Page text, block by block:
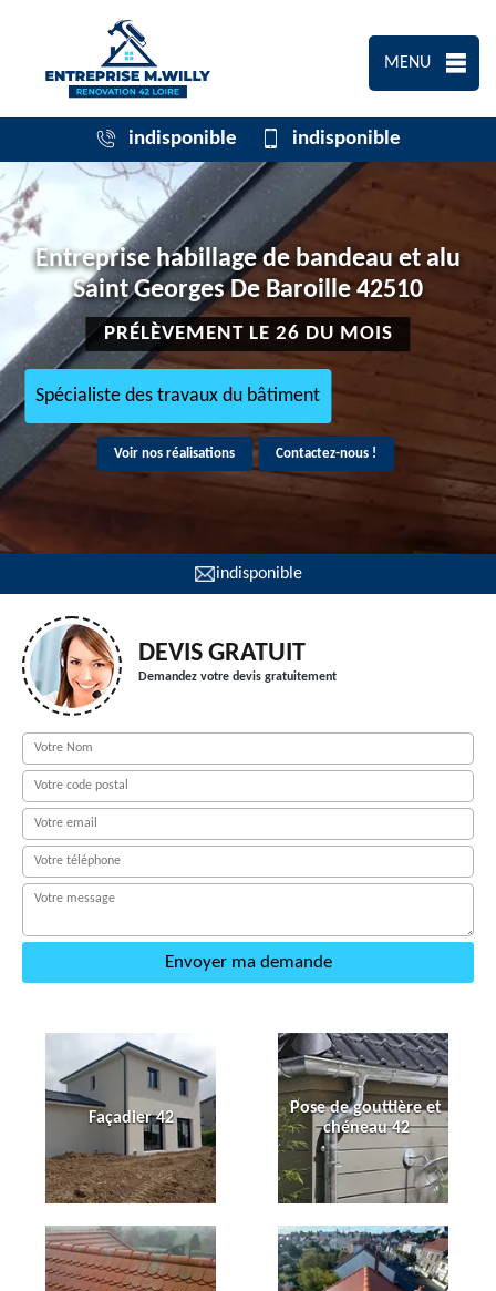
MENU
indisponible indisponible
Entreprise habillage de bandeau et alu
Saint Georges De Baroille 42510
PRÉLÈVEMENT LE 26 DU MOIS
Spécialiste des travaux du bâtiment
Voir nos réalisations Contactez-nous !
indisponible
DEVIS GRATUIT
Demandez votre devis gratuitement
Façadier 42
Pose de gouttière et
chéneau 42